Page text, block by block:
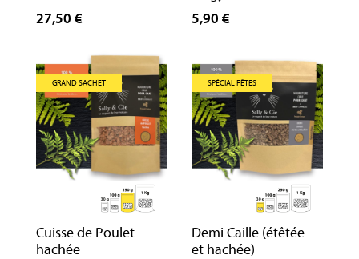
27,50 €
5,90 €
GRAND SACHET
Cuisse de Poulet
hachée
SPÉCIAL FÊTES
Demi Caille (étêtée
et hachée)